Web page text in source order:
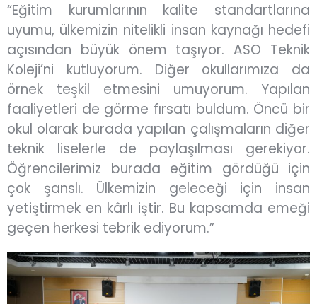
“Eğitim kurumlarının kalite standartlarına
uyumu, ülkemizin nitelikli insan kaynağı hedefi
açısından büyük önem taşıyor. ASO Teknik
Koleji’ni kutluyorum. Diğer okullarımıza da
örnek teşkil etmesini umuyorum. Yapılan
faaliyetleri de görme fırsatı buldum. Öncü bir
okul olarak burada yapılan çalışmaların diğer
teknik liselerle de paylaşılması gerekiyor.
Öğrencilerimiz burada eğitim gördüğü için
çok şanslı. Ülkemizin geleceği için insan
yetiştirmek en kârlı iştir. Bu kapsamda emeği
geçen herkesi tebrik ediyorum.”